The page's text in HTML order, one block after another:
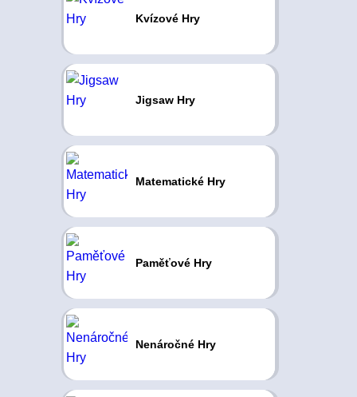
Kvízové Hry
Jigsaw Hry
Matematické Hry
Paměťové Hry
Nenáročné Hry